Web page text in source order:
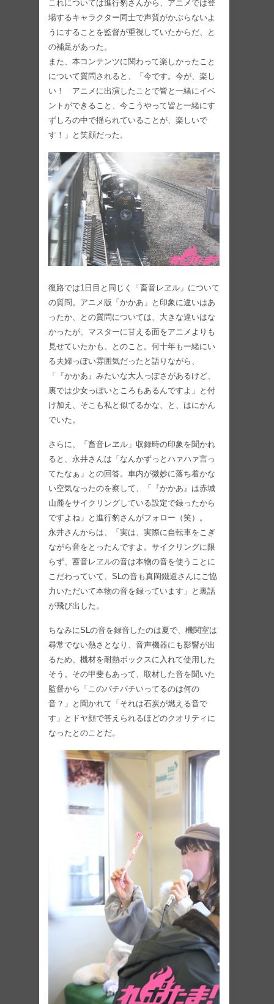
これについては進行豹さんから、アニメでは登
場するキャラクター同士で声質がかぶらないよ
うにすることを監督が重視していたからだ、と
の補足があった。
また、本コンテンツに関わって楽しかったこと
について質問されると、「今です。今が、楽し
い！ アニメに出演したことで皆と一緒にイベ
ントができること、今こうやって皆と一緒にす
ずしろの中で揺られていることが、楽しいで
す！」と笑顔だった。
復路では1日目と同じく「畜音レヱル」について
の質問。アニメ版「かかあ」と印象に違いはあ
ったか、との質問については、大きな違いはな
かったが、マスターに甘える面をアニメよりも
見せていたかも、とのこと。何十年も一緒にい
る夫婦っぽい雰囲気だったと語りながら、
「『かかあ』みたいな大人っぽさがあるけど、
裏では少女っぽいところもあるんですよ」と付
け加え、そこも私と似てるかな、と、はにかん
でいた。
さらに、「畜音レヱル」収録時の印象を聞かれ
ると、永井さんは「なんかずっとハァハァ言っ
てたなぁ」との回答。車内が微妙に落ち着かな
い空気なったのを察して、「『かかあ』は赤城
山麓をサイクリングしている設定で録ったから
ですよね」と進行豹さんがフォロー（笑）。
永井さんからは、「実は、実際に自転車をこぎ
ながら音をとったんですよ。サイクリングに限
らず、蓄音レヱルの音は本物の音を使うことに
こだわっていて、SLの音も真岡鐵道さんにご協
力いただいて本物の音を録っています」と裏話
が飛び出した。
ちなみにSLの音を録音したのは夏で、機関室は
尋常でない熱さとなり、音声機器にも影響が出
るため、機材を耐熱ボックスに入れて使用した
そう。その甲斐もあって、取材した音を聞いた
監督から「このパチパチいってるのは何の
音？」と聞かれて「それは石炭が燃える音で
す」とドヤ顔で答えられるほどのクオリティに
なったとのことだ。